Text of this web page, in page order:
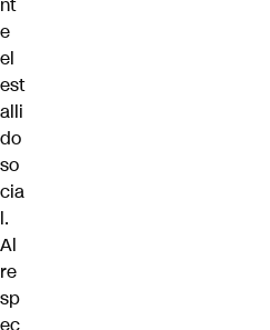
e
el
est
alli
do
so
cia
l.
Al
re
sp